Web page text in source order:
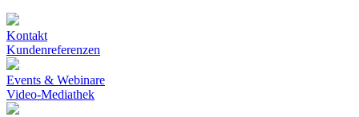
Kontakt
Kundenreferenzen
Events & Webinare
Video-Mediathek